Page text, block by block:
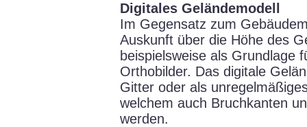
Digitales Geländemodell
Im Gegensatz zum
Auskunft über die Höhe des
beispielsweise als Grundlage
Orthobilder. Das digitale
Gitter oder als
welchem auch Bruchkanten
werden.